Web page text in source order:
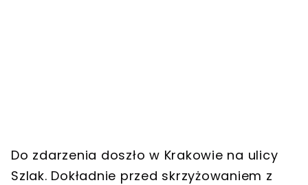
Do zdarzenia doszło w Krakowie na ulicy
Szlak. Dokładnie przed skrzyżowaniem z